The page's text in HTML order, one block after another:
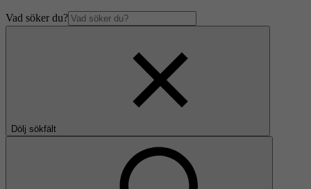
Vad söker du?
Dölj sökfält